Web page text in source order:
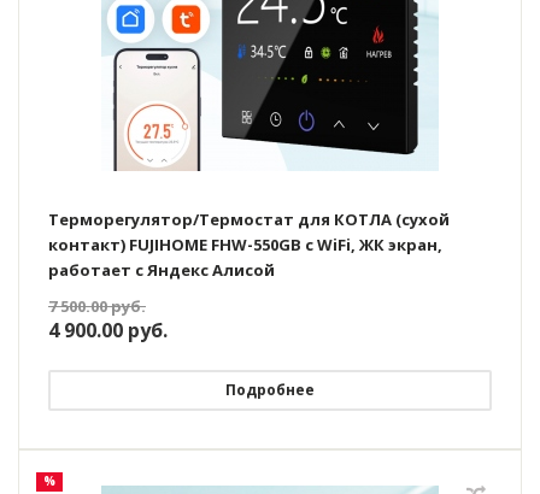
Терморегулятор/Термостат для КОТЛА (сухой
контакт) FUJIHOME FHW-550GB с WiFi, ЖК экран,
работает с Яндекс Алисой
7 500.00руб.
4 900.00 руб.
Подробнее
%